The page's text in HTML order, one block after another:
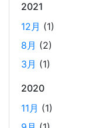
についてご紹介
議の開始前にリ
です。 忙しいと
この機能が非常
2021
12月 (1)
8月 (2)
3月 (1)
2020
11月 (1)